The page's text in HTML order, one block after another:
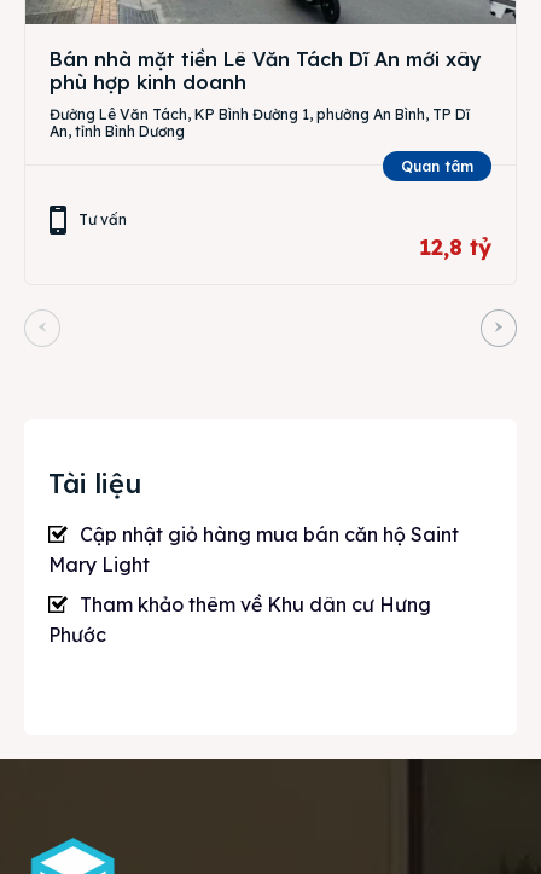
Bán nhà mặt tiền Lê Văn Tách Dĩ An mới xây
phù hợp kinh doanh
Đường Lê Văn Tách, KP Bình Đường 1, phường An Bình, TP Dĩ
An, tỉnh Bình Dương
Quan tâm
Tư vấn
12,8 tỷ
Tài liệu
Cập nhật giỏ hàng mua bán căn hộ Saint
Mary Light
Tham khảo thêm về Khu dân cư Hưng
Phước